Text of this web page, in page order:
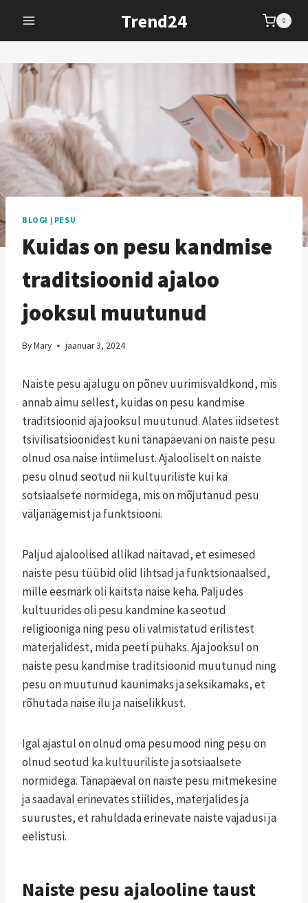
content
Trend24 0
BLOGI | PESU
Kuidas on pesu kandmise
traditsioonid ajaloo
jooksul muutunud
ByMary jaanuar 3, 2024
Naiste pesu ajalugu on põnev uurimisvaldkond, mis
annab aimu sellest, kuidas on pesu kandmise
traditsioonid aja jooksul muutunud. Alates iidsetest
tsivilisatsioonidest kuni tänapäevani on naiste pesu
olnud osa naise intiimelust. Ajalooliselt on naiste
pesu olnud seotud nii kultuuriliste kui ka
sotsiaalsete normidega, mis on mõjutanud pesu
väljanägemist ja funktsiooni.
Paljud ajaloolised allikad näitavad, et esimesed
naiste pesu tüübid olid lihtsad ja funktsionaalsed,
mille eesmärk oli kaitsta naise keha. Paljudes
kultuurides oli pesu kandmine ka seotud
religiooniga ning pesu oli valmistatud erilistest
materjalidest, mida peeti pühaks. Aja jooksul on
naiste pesu kandmise traditsioonid muutunud ning
pesu on muutunud kaunimaks ja seksikamaks, et
rõhutada naise ilu ja naiselikkust.
Igal ajastul on olnud oma pesumood ning pesu on
olnud seotud ka kultuuriliste ja sotsiaalsete
normidega. Tänapäeval on naiste pesu mitmekesine
ja saadaval erinevates stiilides, materjalides ja
suurustes, et rahuldada erinevate naiste vajadusi ja
eelistusi.
Naiste pesu ajalooline taust